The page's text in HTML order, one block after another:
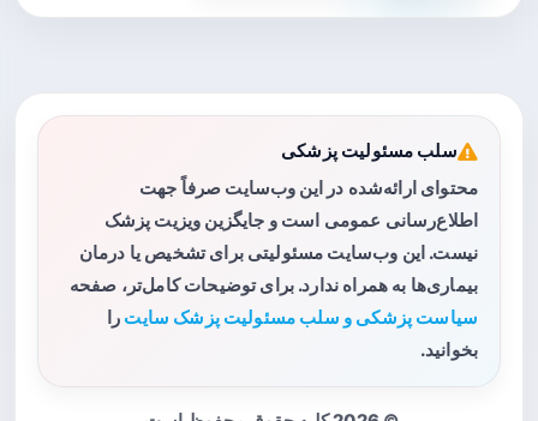
سلب مسئولیت پزشکی
محتوای ارائه‌شده در این وب‌سایت صرفاً جهت
اطلاع‌رسانی عمومی است و جایگزین ویزیت پزشک
نیست. این وب‌سایت مسئولیتی برای تشخیص یا درمان
بیماری‌ها به همراه ندارد. برای توضیحات کامل‌تر، صفحه
سیاست پزشکی و سلب مسئولیت پزشک سایت را
بخوانید.